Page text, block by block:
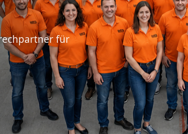
für